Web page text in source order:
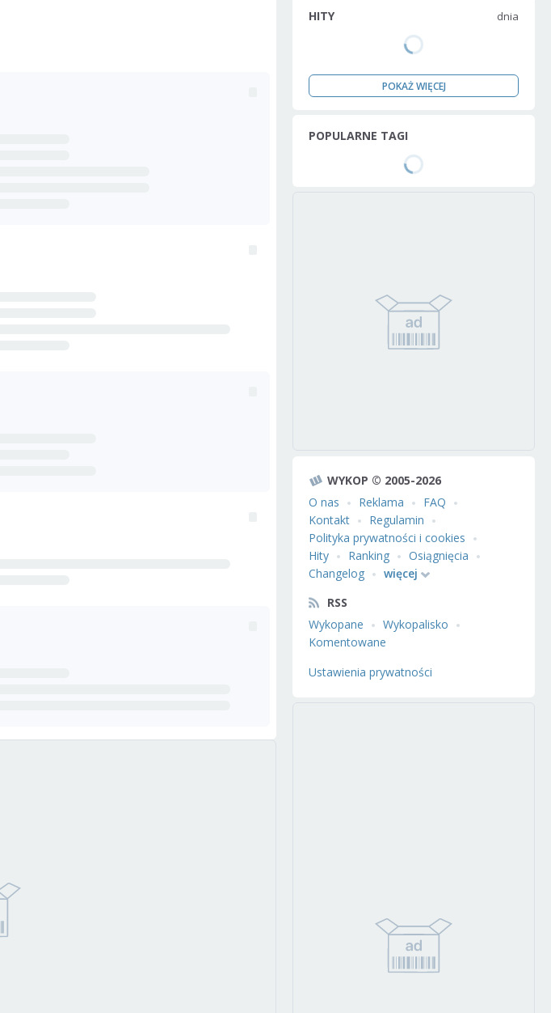
HITY dnia
POKAŻ WIĘCEJ
POPULARNE TAGI
WYKOP © 2005-2026
O nas
Reklama
FAQ
Kontakt
Regulamin
Polityka prywatności i cookies
Hity
Ranking
Osiągnięcia
Changelog
więcej
RSS
Wykopane
Wykopalisko
Komentowane
Ustawienia prywatności